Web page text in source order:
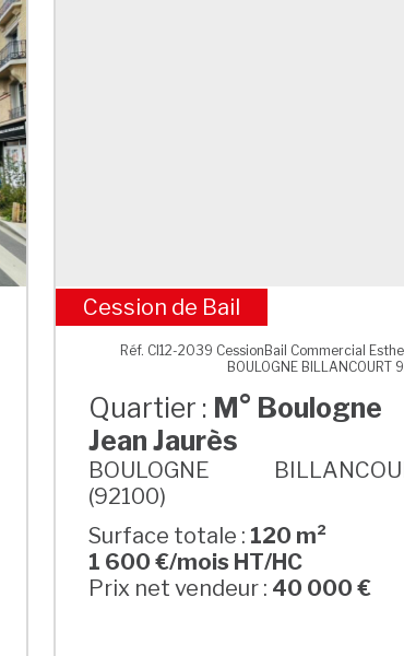
M° Boulogne Jean Jaurès
Cession de Bail
Réf. CI12-2039 CessionBail Commercial
BOULOGNE BILLANCOURT
Quartier : M° Boulogne
Jean Jaurès
BOULOGNE
(92100)
Surface totale : 120 m²
1 600 €/mois HT/HC
Prix net vendeur : 40 000 €